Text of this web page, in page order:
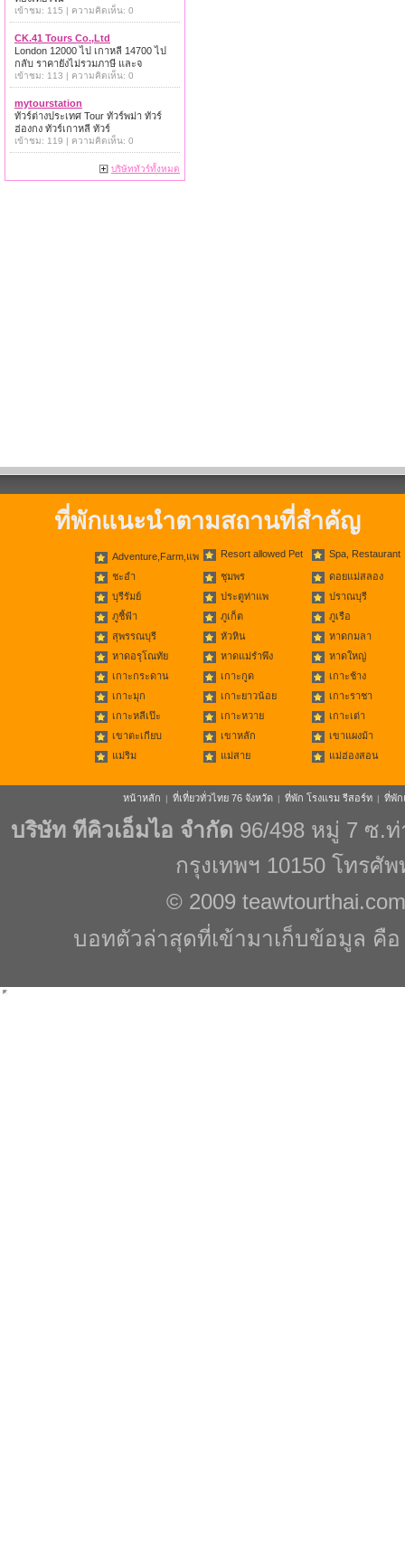
เข้าชม: 115 | ความคิดเห็น: 0
CK.41 Tours Co.,Ltd
London 12000 ไป เกาหลี 14700 ไป
กลับ ราคายังไม่รวมภาษี และจ
เข้าชม: 113 | ความคิดเห็น: 0
mytourstation
ทัวร์ต่างประเทศ Tour ทัวร์พม่า ทัวร์
ฮ่องกง ทัวร์เกาหลี ทัวร์
เข้าชม: 119 | ความคิดเห็น: 0
บริษัททัวร์ทั้งหมด
ที่พักแนะนำตามสถานที่สำคัญ
Adventure,Farm,แพ Resort allowed Pet Spa, Restaurant
ชะอำ ชุมพร
ดอยแม่สลอง
บุรีรัมย์
ประตูท่าแพ
ปราณบุรี
ภูชี้ฟ้า
ภูเก็ต
ภูเรือ
สุพรรณบุรี
หัวหิน
หาดกมลา
หาดอรุโณทัย
หาดแม่รำพึง
หาดใหญ่
เกาะกระดาน
เกาะกูด
เกาะช้าง
เกาะมุก
เกาะยาวน้อย
เกาะราชา
เกาะหลีเป๊ะ
เกาะหวาย
เกาะเต่า
เขาตะเกียบ
เขาหลัก
เขาแผงม้า
แม่ริม
แม่สาย แม่ฮ่องสอน
หน้าหลัก | ที่เที่ยวทั่วไทย 76 จังหวัด | ที่พัก โรงแรม รีสอร์ท | ที่พัก
บริษัท ทีคิวเอ็มไอ จำกัด 96/498 หมู่ 7 ซ.
กรุงเทพฯ 10150 โทรศั
© 2009 teawtourthai.com
บอทตัวล่าสุดที่เข้ามาเก็บข้อมูล คือ